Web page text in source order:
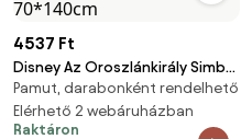
4537 Ft
Disney Az Oroszlánkirály Simba
& Nala fürdőlepedő, strand
törölköző Yellow 70*140cm
Pamut, darabonként rendelhető
Elérhető 2 webáruházban
Raktáron